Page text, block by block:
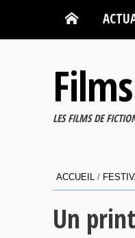
LES FILMS DE
ACCUEIL /
Un